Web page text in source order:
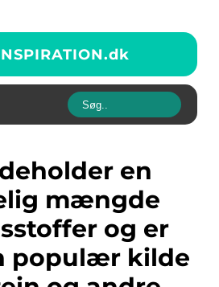
dk
mængde
og er
populær kilde